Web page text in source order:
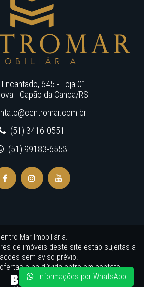
Encantado, 645 - Loja 01
- Capão da Canoa/RS
(51) 3416-0551
(51) 99183-6553
Mar Imobiliária.
de imóveis deste site estão sujeitas a
sem aviso prévio.
e na dúvida entre em contato.
Informações por WhatsApp